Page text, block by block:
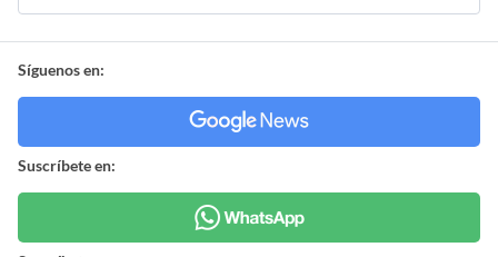
Síguenos en:
Suscríbete en: